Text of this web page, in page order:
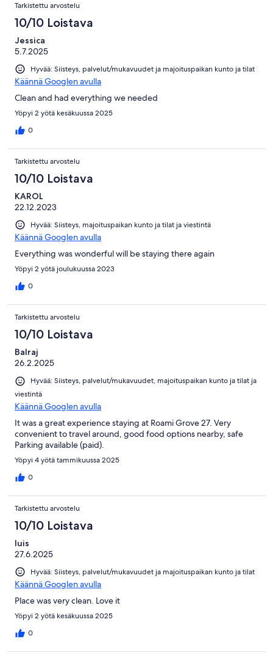
Tarkistettu arvostelu
10/10 Loistava
Jessica
5.7.2025
Hyvää: Siisteys, palvelut/mukavuudet ja majoituspaikan kunto ja tilat
Käännä Googlen avulla
Clean and had everything we needed
Yöpyi 2 yötä kesäkuussa 2025
0
Tarkistettu arvostelu
10/10 Loistava
KAROL
22.12.2023
Hyvää: Siisteys, majoituspaikan kunto ja tilat ja viestintä
Käännä Googlen avulla
Everything was wonderful will be staying there again
Yöpyi 2 yötä joulukuussa 2023
0
Tarkistettu arvostelu
10/10 Loistava
Balraj
26.2.2025
Hyvää: Siisteys, palvelut/mukavuudet, majoituspaikan kunto ja tilat ja
viestintä
Käännä Googlen avulla
It was a great experience staying at Roami Grove 27. Very
convenient to travel around, good food options nearby, safe
Parking available (paid).
Yöpyi 4 yötä tammikuussa 2025
0
Tarkistettu arvostelu
10/10 Loistava
luis
27.6.2025
Hyvää: Siisteys, palvelut/mukavuudet ja majoituspaikan kunto ja tilat
Käännä Googlen avulla
Place was very clean. Love it
Yöpyi 2 yötä kesäkuussa 2025
0